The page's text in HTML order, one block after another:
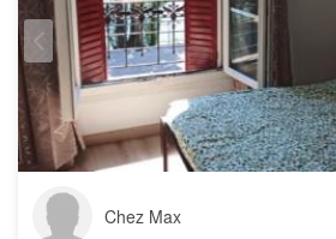
Chez Max